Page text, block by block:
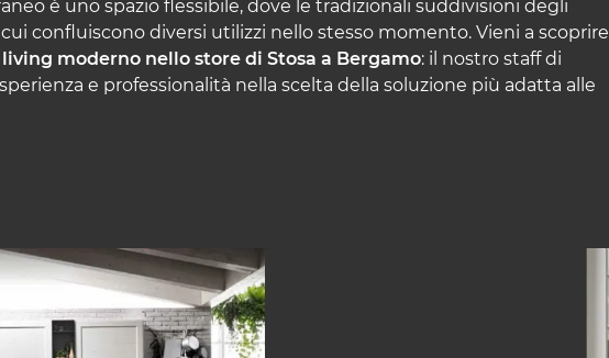
è uno spazio flessibile, dove le tradizionali suddivisioni degli
confluiscono diversi utilizzi nello stesso momento. Vieni a scoprire
moderno nello store di Stosa a Bergamo: il nostro staff di
e professionalità nella scelta della soluzione più adatta alle